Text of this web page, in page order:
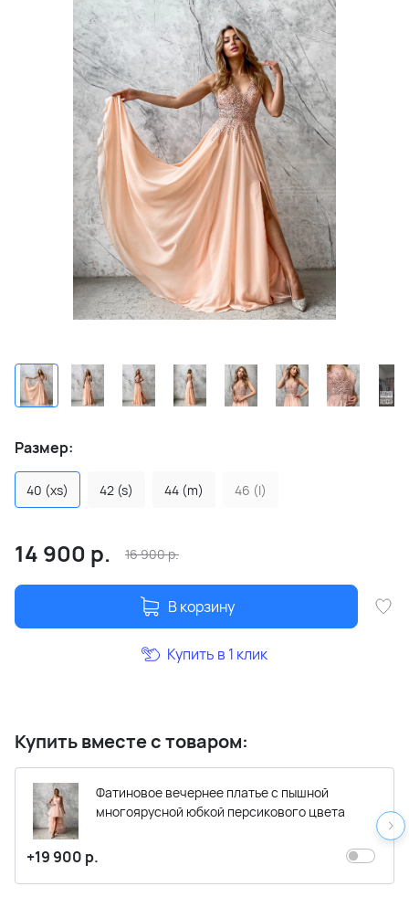
Размер:
40 (xs) 42 (s) 44 (m) 46 (l)
14 900 р. 16 900р.
В корзину
Купить в 1 клик
Купить вместе с товаром:
Фатиновое вечернее платье с пышной
многоярусной юбкой персикового цвета
+19 900 р.